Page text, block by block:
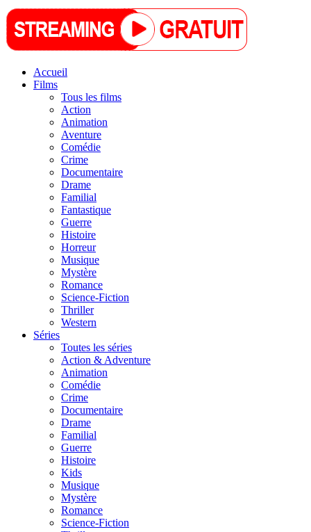
Accueil
Films
Tous les films
Action
Animation
Aventure
Comédie
Crime
Documentaire
Drame
Familial
Fantastique
Guerre
Histoire
Horreur
Musique
Mystère
Romance
Science-Fiction
Thriller
Western
Séries
Toutes les séries
Action & Adventure
Animation
Comédie
Crime
Documentaire
Drame
Familial
Guerre
Histoire
Kids
Musique
Mystère
Romance
Science-Fiction